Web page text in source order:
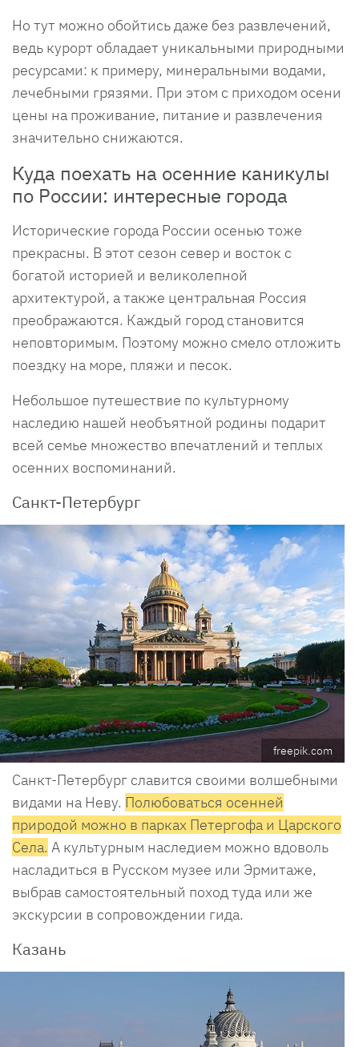
Но тут можно обойтись даже без развлечений,
ведь курорт обладает уникальными природными
ресурсами: к примеру, минеральными водами,
лечебными грязями. При этом с приходом осени
цены на проживание, питание и развлечения
значительно снижаются.
Куда поехать на осенние каникулы
по России: интересные города
Исторические города России осенью тоже
прекрасны. В этот сезон север и восток с
богатой историей и великолепной
архитектурой, а также центральная Россия
преображаются. Каждый город становится
неповторимым. Поэтому можно смело отложить
поездку на море, пляжи и песок.
Небольшое путешествие по культурному
наследию нашей необъятной родины подарит
всей семье множество впечатлений и теплых
осенних воспоминаний.
Санкт-Петербург
freepik.com
Санкт-Петербург славится своими волшебными
видами на Неву. Полюбоваться осенней
природой можно в парках Петергофа и Царского
Села. А культурным наследием можно вдоволь
насладиться в Русском музее или Эрмитаже,
выбрав самостоятельный поход туда или же
экскурсии в сопровождении гида.
Казань